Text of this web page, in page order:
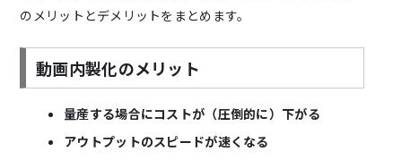
のメリットとデメリットをまとめます。
動画内製化のメリット
量産する場合にコストが（圧倒的に）下がる
アウトプットのスピードが速くなる